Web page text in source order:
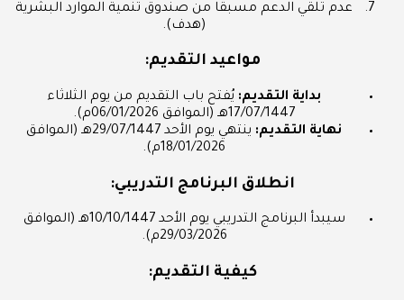
عدم تلقي الدعم مسبقًا من صندوق تنمية الموارد البشرية
(هدف).
مواعيد التقديم:
بداية التقديم: يُفتح باب التقديم من يوم الثلاثاء
17/07/1447هـ (الموافق 06/01/2026م).
نهاية التقديم:
ينتهي يوم الأحد 29/07/1447هـ (الموافق
18/01/2026م).
انطلاق البرنامج التدريبي:
سيبدأ البرنامج التدريبي يوم الأحد 10/10/1447هـ (الموافق
29/03/2026م).
كيفية التقديم: